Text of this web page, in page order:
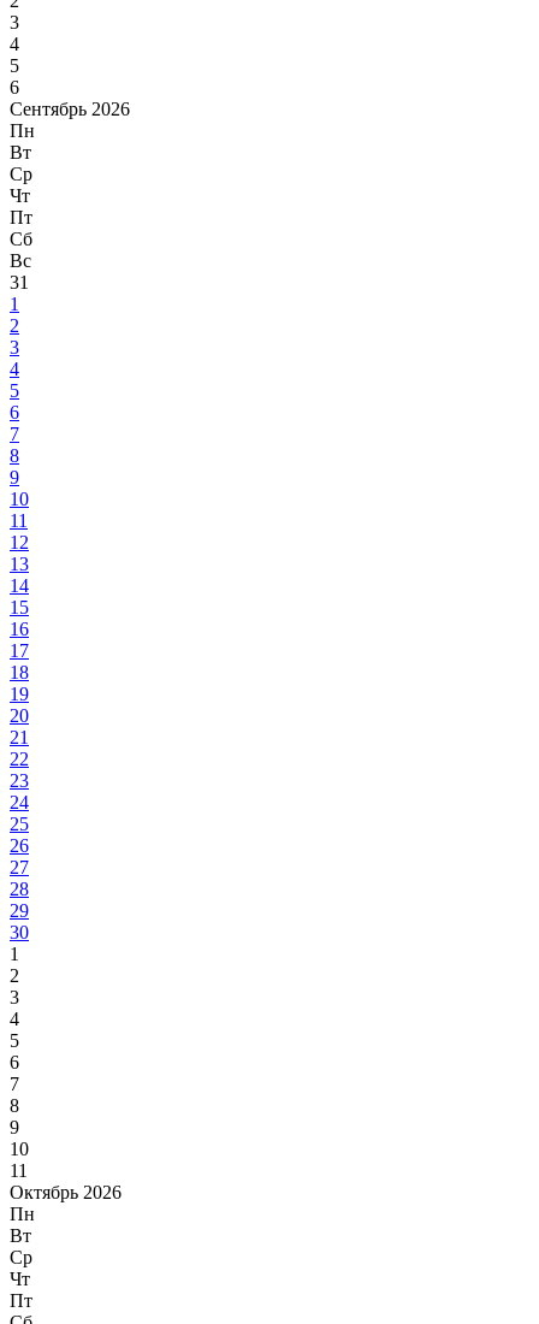
3
4
5
6
Сентябрь 2026
Пн
Вт
Ср
Чт
Пт
Сб
Вс
31
1
2
3
4
5
6
7
8
9
10
11
12
13
14
15
16
17
18
19
20
21
22
23
24
25
26
27
28
29
30
1
2
3
4
5
6
7
8
9
10
11
Октябрь 2026
Пн
Вт
Ср
Чт
Пт